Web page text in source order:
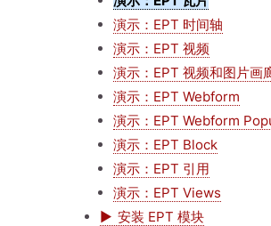
演示：EPT 时间轴
演示：EPT 视频
演示：EPT 视频和图片画
演示：EPT Webform
演示：EPT Webform
演示：EPT Block
演示：EPT 引用
演示：EPT Views
安装 EPT 模块